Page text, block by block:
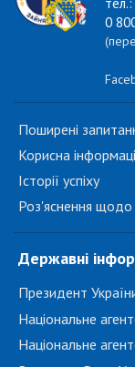
0
Поширені
Корисна
Історії успіху
Роз'яснення
Державні
Президент
Національне
Національне